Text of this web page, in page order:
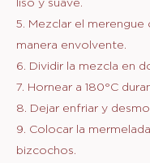
5. Mezclar el
manera envolvente.
6. Dividir la mezcla en
7. Hornear a 180°C
8. Dejar enfriar y
9. Colocar la
bizcochos.